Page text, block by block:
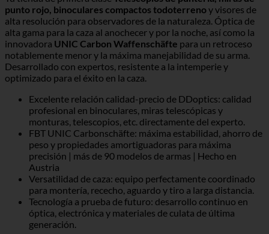
punto rojo, binoculares compactos todoterrenoy visores de
alta resolución para observadores de la naturaleza. Óptica de
alta gama para la caza al anochecer y por la noche, así como la
innovadora UNIC Carbon Waffenschäfte para un retroceso
notablemente menor y la máxima manejabilidad de su arma.
Desarrollado con expertos, resistente a la intemperie y
optimizado para el éxito en la caza.
Excelente relación calidad-precio de DDoptics: calidad
profesional en binoculares, miras telescópicas y
monturas, telescopios, etc. directamente del experto.
FBT UNIC Carbonschäfte: máxima estabilidad, ahorro de
peso y propiedades amortiguadoras para máxima
precisión | más de 90 modelos de armas | Hecho en
Austria
Versatilidad de caza: equipo perfectamente coordinado
para montería, rececho, aguardo y tiro a larga distancia.
Tecnología a prueba de futuro: desarrollo continuo en
óptica, electrónica y materiales de culata de última
generación.